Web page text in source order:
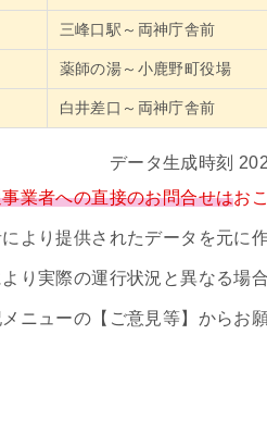
三峰口駅～両神庁舎前
薬師の湯～小鹿野町役場
白井差口～両神庁舎前
データ生成時刻
業者への直接のお問合せはお
より提供されたデータを元に
り実際の運行状況と異なる場合
ニューの【ご意見等】からお